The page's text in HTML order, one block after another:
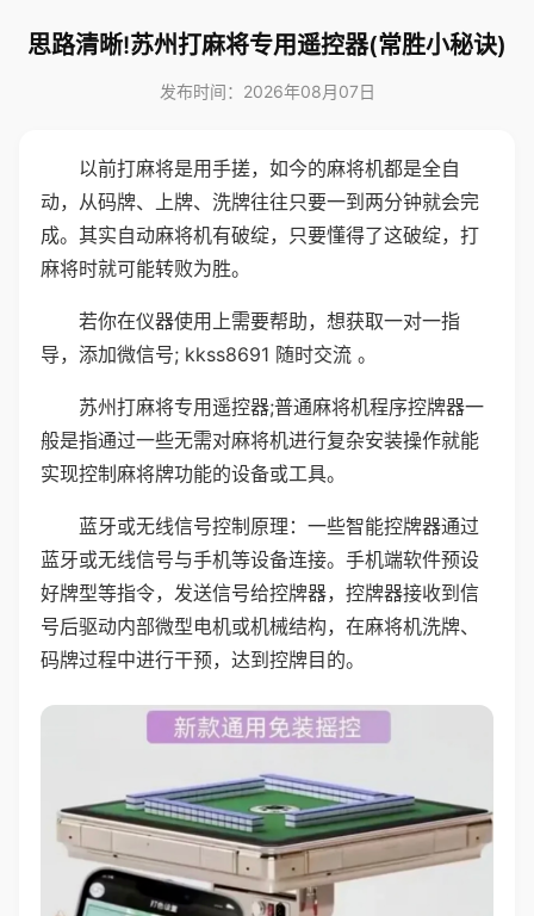
思路清晰!苏州打麻将专用遥控器(常胜小秘诀)
发布时间：2026年08月07日
以前打麻将是用手搓，如今的麻将机都是全自
动，从码牌、上牌、洗牌往往只要一到两分钟就会完
成。其实自动麻将机有破绽，只要懂得了这破绽，打
麻将时就可能转败为胜。
若你在仪器使用上需要帮助，想获取一对一指
导，添加微信号; kkss8691 随时交流 。
苏州打麻将专用遥控器;普通麻将机程序控牌器一
般是指通过一些无需对麻将机进行复杂安装操作就能
实现控制麻将牌功能的设备或工具。
蓝牙或无线信号控制原理：一些智能控牌器通过
蓝牙或无线信号与手机等设备连接。手机端软件预设
好牌型等指令，发送信号给控牌器，控牌器接收到信
号后驱动内部微型电机或机械结构，在麻将机洗牌、
码牌过程中进行干预，达到控牌目的。